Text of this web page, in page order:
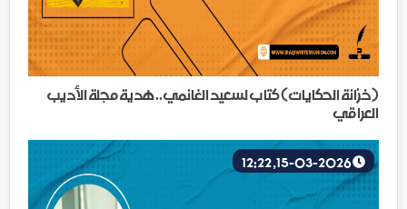
(خزانة الحكايات) كتاب لسعيد الغانمي.. هدية مجلة الأديب
العراقي